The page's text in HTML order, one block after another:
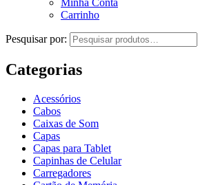
Carrinho
Pesquisar por:
Categorias
Acessórios
Cabos
Caixas de Som
Capas
Capas para Tablet
Capinhas de Celular
Carregadores